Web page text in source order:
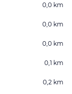
0,0 km
0,0 km
0,0 km
0,1 km
0,2 km